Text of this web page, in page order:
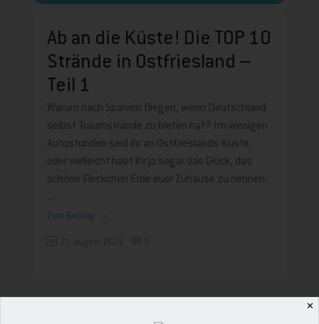
Ab an die Küste! Die TOP 10
Strände in Ostfriesland –
Teil 1
Warum nach Spanien fliegen, wenn Deutschland
selbst Traumstrände zu bieten hat? Im wenigen
Autostunden seid ihr an Ostfrieslands Küste,
oder vielleicht habt ihr ja sogar das Glück, das
schöne Fleckchen Erde euer Zuhause zu nennen.
Zum Beitrag
✕